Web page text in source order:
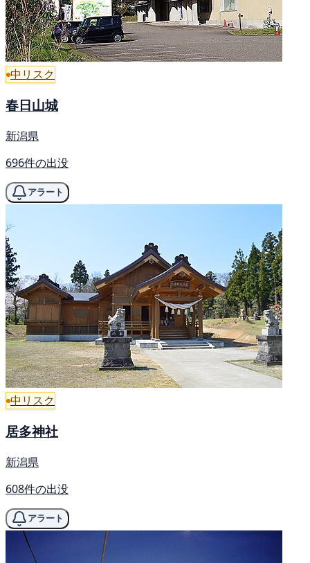
中リスク
春日山城
新潟県
696件の出没
アラート
中リスク
居多神社
新潟県
608件の出没
アラート